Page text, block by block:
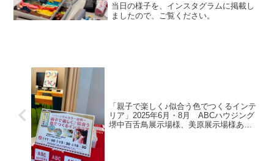
当日の様子を、インスタグラムに掲載し
ましたので、ご覧ください。
「親子で楽しく♪似合う色でつくるインテ
リア」2025年6月・8月 ABCハウジング
堺中百舌鳥展示場様、美原展示場様あり